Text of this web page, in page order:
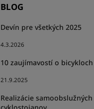
BLOG
Devín pre všetkých 2025
4.3.2026
10 zaujímavostí o bicykloch
21.9.2025
Realizácie samoobslužných